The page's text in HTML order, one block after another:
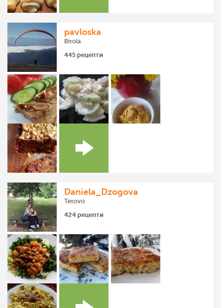
pavloska
Bitola
445 рецепти
Daniela_Dzogova
Tetovo
424 рецепти